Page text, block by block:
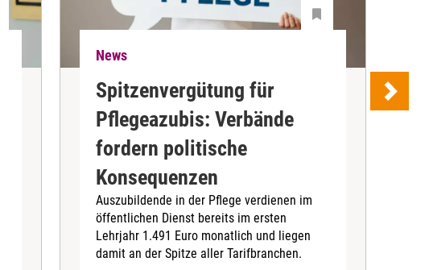
News
Spitzenvergütung für
Pflegeazubis: Verbände
fordern politische
Konsequenzen
Auszubildende in der Pflege verdienen im
öffentlichen Dienst bereits im ersten
Lehrjahr 1.491 Euro monatlich und liegen
damit an der Spitze aller Tarifbranchen.